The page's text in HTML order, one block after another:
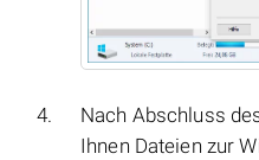
Nach Abschluss
Ihnen Dateien zur